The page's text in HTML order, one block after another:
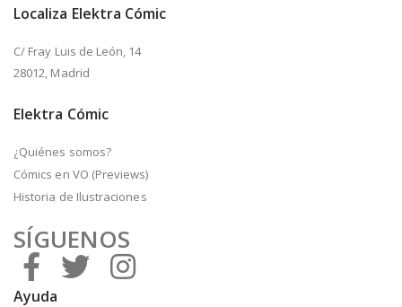
Localiza Elektra Cómic
C/ Fray Luis de León, 14
28012, Madrid
Elektra Cómic
¿Quiénes somos?
Cómics en VO (Previews)
Historia de Ilustraciones
SÍGUENOS
Ayuda